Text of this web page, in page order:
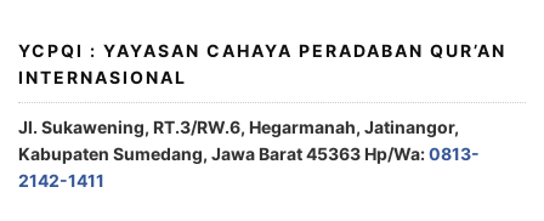
YCPQI : YAYASAN CAHAYA PERADABAN QUR’AN
INTERNASIONAL
Jl. Sukawening, RT.3/RW.6, Hegarmanah, Jatinangor,
Kabupaten Sumedang, Jawa Barat 45363 Hp/Wa:0813-
2142-1411